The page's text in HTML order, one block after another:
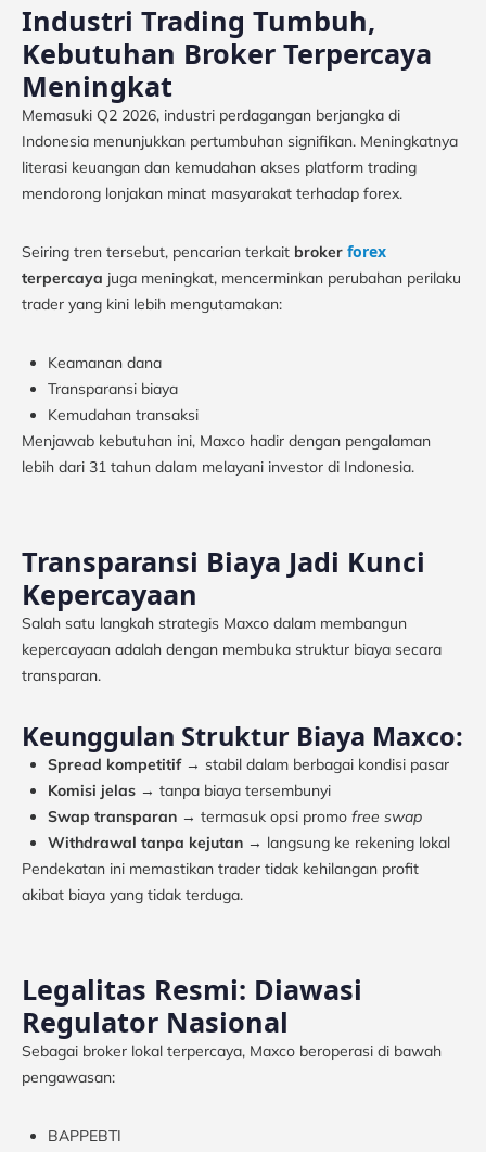
Industri Trading Tumbuh,
Kebutuhan Broker Terpercaya
Meningkat
Memasuki Q2 2026, industri perdagangan berjangka di
Indonesia menunjukkan pertumbuhan signifikan. Meningkatnya
literasi keuangan dan kemudahan akses platform trading
mendorong lonjakan minat masyarakat terhadap forex.
Seiring tren tersebut, pencarian terkait broker forex
terpercaya juga meningkat, mencerminkan perubahan perilaku
trader yang kini lebih mengutamakan:
Keamanan dana
Transparansi biaya
Kemudahan transaksi
Menjawab kebutuhan ini, Maxco hadir dengan pengalaman
lebih dari 31 tahun dalam melayani investor di Indonesia.
Transparansi Biaya Jadi Kunci
Kepercayaan
Salah satu langkah strategis Maxco dalam membangun
kepercayaan adalah dengan membuka struktur biaya secara
transparan.
Keunggulan Struktur Biaya Maxco:
Spread kompetitif→ stabil dalam berbagai kondisi pasar
Komisi jelas → tanpa biaya tersembunyi
Swap transparan → termasuk opsi promo free swap
Withdrawal tanpa kejutan → langsung ke rekening lokal
Pendekatan ini memastikan trader tidak kehilangan profit
akibat biaya yang tidak terduga.
Legalitas Resmi: Diawasi
Regulator Nasional
Sebagai broker lokal terpercaya, Maxco beroperasi di bawah
pengawasan:
BAPPEBTI